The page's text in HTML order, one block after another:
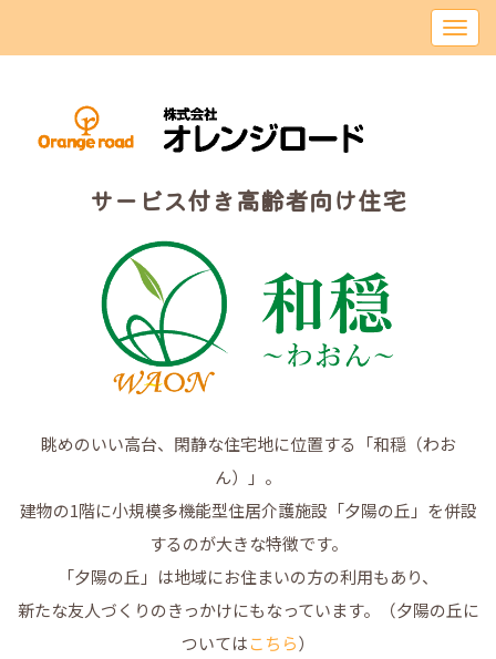
サービス付き高齢者向け住宅
眺めのいい高台、閑静な住宅地に位置する「和穏（わお
ん）」。
建物の1階に小規模多機能型住居介護施設「夕陽の丘」を併設
するのが大きな特徴です。
「夕陽の丘」は地域にお住まいの方の利用もあり、
新たな友人づくりのきっかけにもなっています。（夕陽の丘に
ついてはこちら）